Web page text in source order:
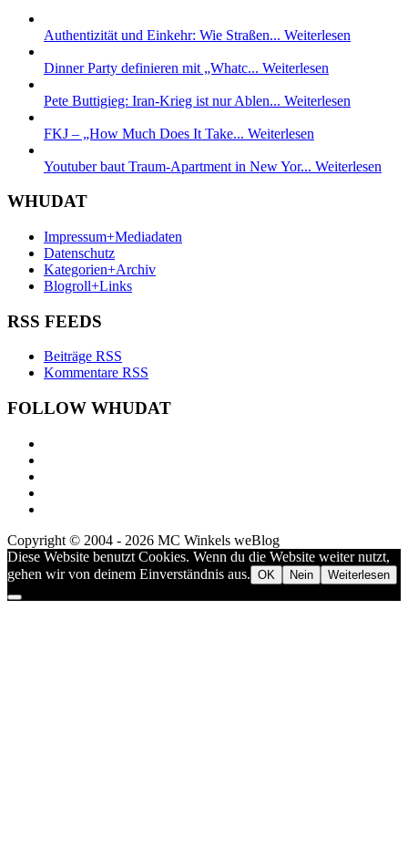
Authentizität und Einkehr: Wie Straßen... Weiterlesen
Dinner Party definieren mit „Whatc... Weiterlesen
Pete Buttigieg: Iran-Krieg ist nur Ablen... Weiterlesen
FKJ – „How Much Does It Take... Weiterlesen
Youtuber baut Traum-Apartment in New Yor... Weiterlesen
WHUDAT
Impressum+Mediadaten
Datenschutz
Kategorien+Archiv
Blogroll+Links
RSS FEEDS
Beiträge RSS
Kommentare RSS
FOLLOW WHUDAT
Copyright © 2004 - 2026 MC Winkels weBlog
Diese Website benutzt Cookies. Wenn du die Website weiter nutzt,
gehen wir von deinem Einverständnis aus. OK Nein Weiterlesen